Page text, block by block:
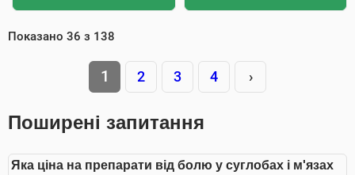
Показано 36 з 138
1 2 3 4 ›
Поширені запитання
Яка ціна на препарати від болю у суглобах і м'язах